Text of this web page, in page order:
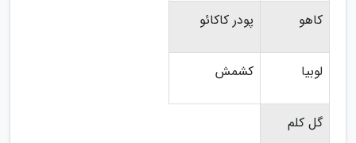
کاهو پودر کاکائو
لوبیا کشمش
گل کلم